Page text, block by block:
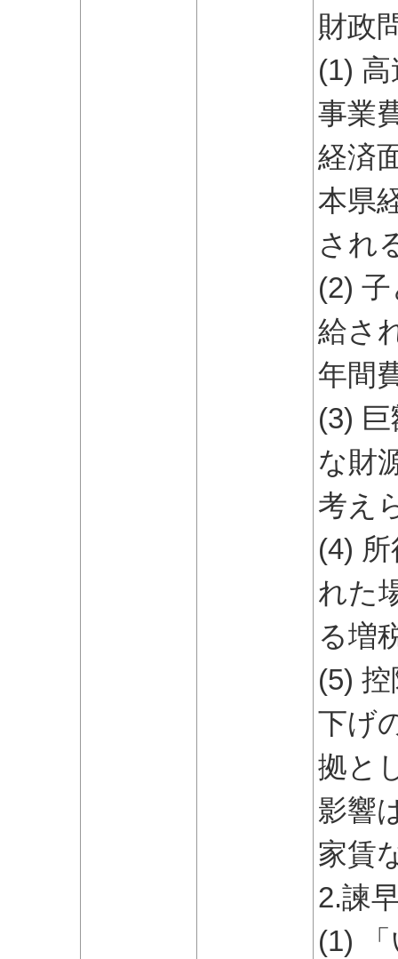
財政
(1)
事業
経済
本県
され
(2)
給さ
年間
(3)
な財
考え
(4)
れた
る増
(5)
下げ
拠と
影響
家賃
2.諫
(1)